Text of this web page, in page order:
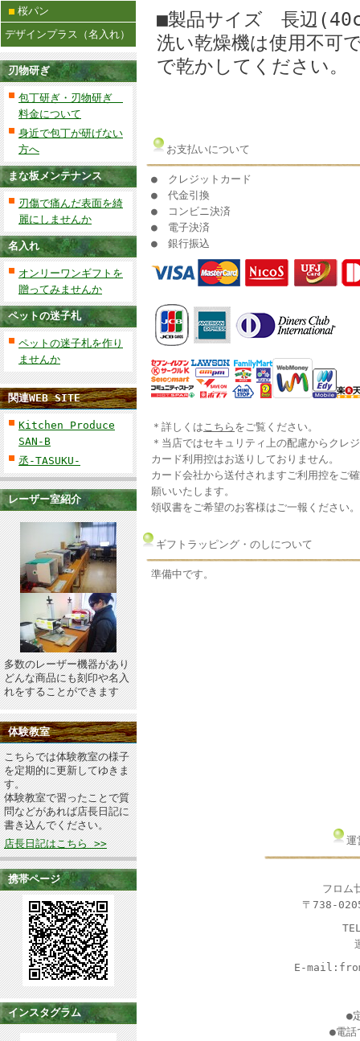
桜パン
デザインプラス（名入れ）
刃物研ぎ
包丁研ぎ・刃物研ぎ
料金について
身近で包丁が研げない
方へ
まな板メンテナンス
刃傷で痛んだ表面を綺
麗にしませんか
名入れ
オンリーワンギフトを
贈ってみませんか
ペットの迷子札
ペットの迷子札を作り
ませんか
関連WEB SITE
Kitchen Produce
SAN-B
丞-TASUKU-
レーザー室紹介
多数のレーザー機器があり
どんな商品にも刻印や名入
れをすることができます
体験教室
こちらでは体験教室の様子
を定期的に更新してゆきま
す。
体験教室で習ったことで質
問などがあれば店長日記に
書き込んでください。
店長日記はこちら >>
携帯ページ
インスタグラム
■製品サイズ 長辺
洗い乾燥機は使用不可
で乾かしてください。
お支払いについて
● クレジットカード
● 代金引換
● コンビニ決済
● 電子決済
● 銀行振込
＊詳しくはこちら をご覧ください。
＊当店ではセキュリティ上の配慮からクレ
カード利用控はお送りしておりません。
カード会社から送付されますご利用控をご
願いいたします。
領収書をご希望のお客様はご一報ください。
ギフトラッピング・のしについて
準備中です。
運
フロム
〒738-
E-
●
●電話